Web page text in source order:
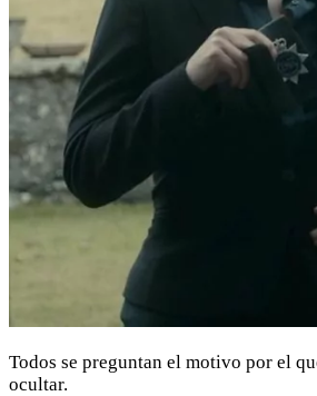
Todos se preguntan el motivo por el
ocultar.